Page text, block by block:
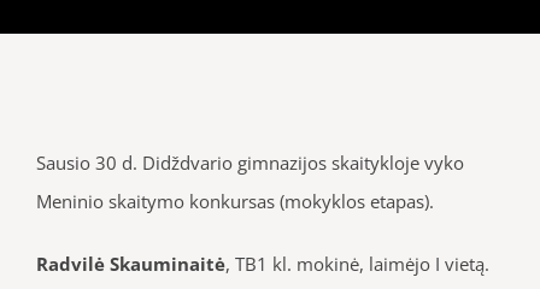
Sausio 30 d. Didždvario gimnazijos skaitykloje vyko
Meninio skaitymo konkursas (mokyklos etapas).
Radvilė Skauminaitė, TB1 kl. mokinė, laimėjo I vietą.